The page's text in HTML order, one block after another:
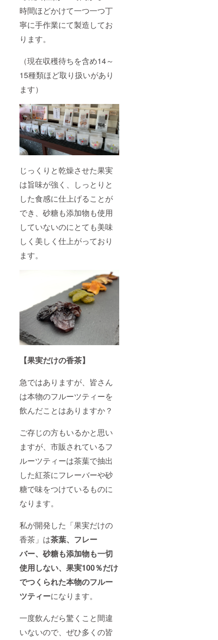
時間ほどかけて一つ一つ丁
寧に手作業にて製造してお
ります。
（現在収穫待ちを含め14～
15種類ほど取り扱いがあり
ます）
じっくりと乾燥させた果実
は旨味が強く、しっとりと
した食感に仕上げることが
でき、砂糖も添加物も使用
していないのにとても美味
しく美しく仕上がっており
ます。
【果実だけの香茶】
急ではありますが、皆さん
は本物のフルーツティーを
飲んだことはありますか？
ご存じの方もいるかと思い
ますが、市販されているフ
ルーツティーは茶葉で抽出
した紅茶にフレーバーや砂
糖で味をつけているものに
なります。
私が開発した「果実だけの
香茶」は茶葉、フレー
バー、砂糖も添加物も一切
使用しない、果実100％だけ
でつくられた本物のフルー
ツティーになります。
一度飲んだら驚くこと間違
いないので、ぜひ多くの皆